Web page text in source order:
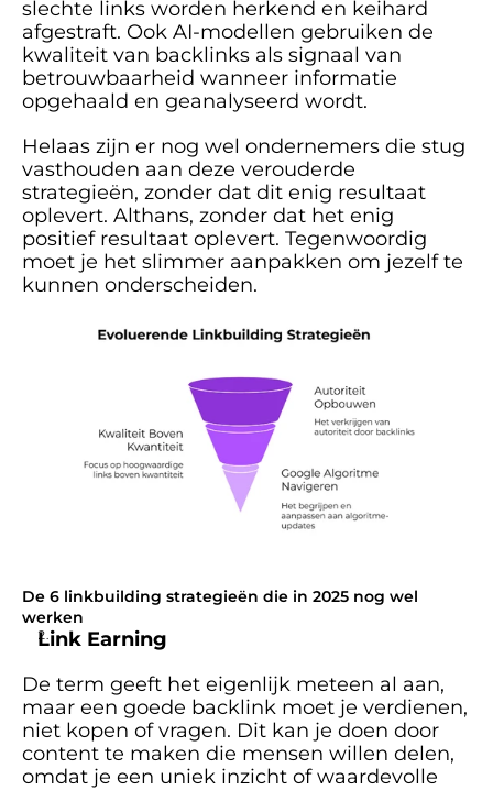
slechte links worden herkend en keihard
afgestraft. Ook AI-modellen gebruiken de
kwaliteit van backlinks als signaal van
betrouwbaarheid wanneer informatie
opgehaald en geanalyseerd wordt.
Helaas zijn er nog wel ondernemers die stug
vasthouden aan deze verouderde
strategieën, zonder dat dit enig resultaat
oplevert. Althans, zonder dat het enig
positief resultaat oplevert. Tegenwoordig
moet je het slimmer aanpakken om jezelf te
kunnen onderscheiden.
De 6 linkbuilding strategieën die in 2025 nog wel
werken
Link Earning
De term geeft het eigenlijk meteen al aan,
maar een goede backlink moet je verdienen,
niet kopen of vragen. Dit kan je doen door
content te maken die mensen willen delen,
omdat je een uniek inzicht of waardevolle